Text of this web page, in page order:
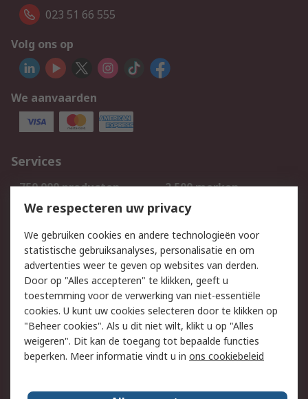
023 51 66 555
Volg ons op
We aanvaarden
Services
750.000 producten
2.500 merken
Bestellen
Inkoopoplossingen
Track & Trace
Wettelijk
Cookiebeleid
Email veiligheid
Privacybeleid
Websitevoorwaarden
Algemene
verkoopvoorwaarden
Over RS
We respecteren uw privacy
We gebruiken cookies en andere technologieën voor
statistische gebruiksanalyses, personalisatie en om
advertenties weer te geven op websites van derden.
Door op "Alles accepteren" te klikken, geeft u
toestemming voor de verwerking van niet-essentiële
cookies. U kunt uw cookies selecteren door te klikken op
"Beheer cookies". Als u dit niet wilt, klikt u op "Alles
weigeren". Dit kan de toegang tot bepaalde functies
beperken. Meer informatie vindt u in ons cookiebeleid